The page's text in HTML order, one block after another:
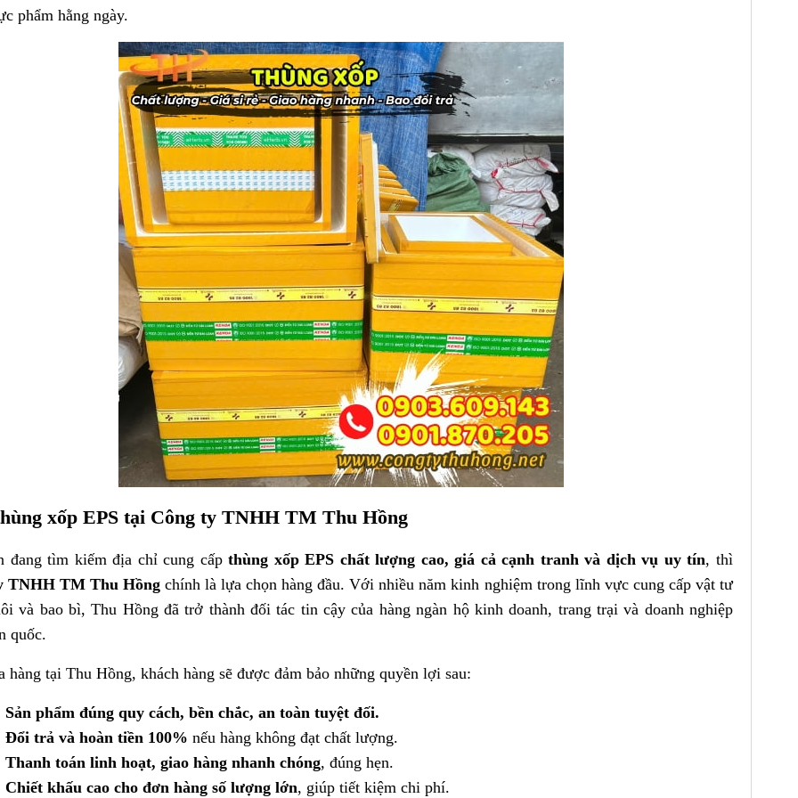
phẩm hằng ngày.
xốp EPS tại Công ty TNHH TM Thu Hồng
đang tìm kiếm địa chỉ cung cấpthùng xốp EPS chất lượng cao, giá cả cạnh tranh và dịch vụ uy tín, thì
TNHH TM Thu Hồngchính là lựa chọn hàng đầu. Với nhiều năm kinh nghiệm trong lĩnh vực cung cấp vật tư
và bao bì, Thu Hồng đã trở thành đối tác tin cậy của hàng ngàn hộ kinh doanh, trang trại và doanh nghiệp
quốc.
hàng tại Thu Hồng, khách hàng sẽ được đảm bảo những quyền lợi sau:
Sản phẩm đúng quy cách, bền chắc, an toàn tuyệt đối.
Đổi trả và hoàn tiền 100% nếu hàng không đạt chất lượng.
Thanh toán linh hoạt, giao hàng nhanh chóng, đúng hẹn.
Chiết khấu cao cho đơn hàng số lượng lớn, giúp tiết kiệm chi phí.